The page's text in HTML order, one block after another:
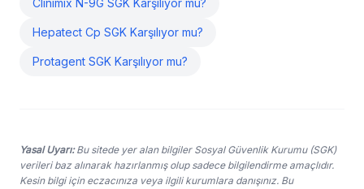
Clinimix N-9G SGK Karşılıyor mu?
Hepatect Cp SGK Karşılıyor mu?
Protagent SGK Karşılıyor mu?
Yasal Uyarı:Bu sitede yer alan bilgiler Sosyal Güvenlik Kurumu (SGK)
verileri baz alınarak hazırlanmış olup sadece bilgilendirme amaçlıdır.
Kesin bilgi için eczacınıza veya ilgili kurumlara danışınız. Bu